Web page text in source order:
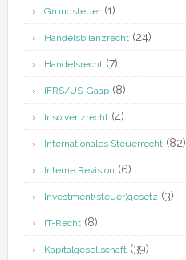
Grundsteuer(1)
Handelsbilanzrecht(24)
Handelsrecht(7)
IFRS/US-Gaap(8)
Insolvenzrecht(4)
Internationales Steuerrecht(82)
Interne Revision (6)
Investment(steuer)gesetz (3)
IT-Recht(8)
Kapitalgesellschaft(39)